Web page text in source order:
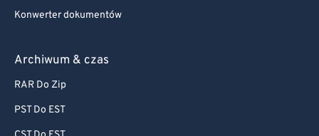
Konwerter dokumentów
Archiwum & czas
RAR Do Zip
PST Do EST